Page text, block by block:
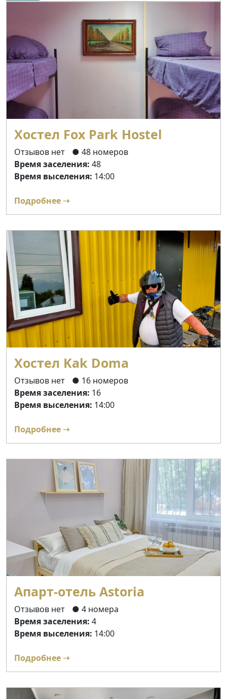
Хостел Fox Park Hostel
Отзывов нет
● 48 номеров
Время заселения: 48
Время выселения: 14:00
Подробнее ➝
Хостел Kak Doma
Отзывов нет
● 16 номеров
Время заселения: 16
Время выселения: 14:00
Подробнее ➝
Апарт-отель Astoria
Отзывов нет
● 4 номера
Время заселения: 4
Время выселения: 14:00
Подробнее ➝